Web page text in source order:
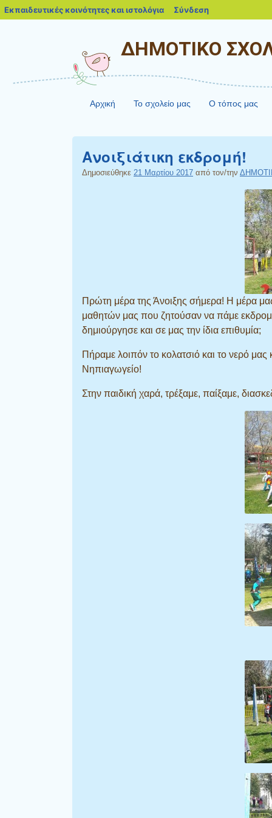
ΔΗΜΟΤΙΚΟ
Αρχική Το σχολείο μας Ο τόπος μας
Ανοιξιάτικη εκδρομή!
Δημοσιεύθηκε 21 Μαρτίου 2017 από τον/την
Π ρώτη μέρα της Άνοιξης σήμερα! Η μέρα
μαθητών μας που ζητούσαν να πάμε
δημιούργησε και σε μας την ίδια επιθυμία;
Πήραμε λοιπόν το κολατσιό και το νερό
Νηπιαγωγείο!
Στην παιδική χαρά, τρέξαμε, παίξαμε,
Εκπαιδευτικές κοινότητες και ιστολόγια blogs.sch.gr
Σύνδεση